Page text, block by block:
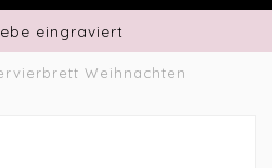
eingraviert
Weihnachten